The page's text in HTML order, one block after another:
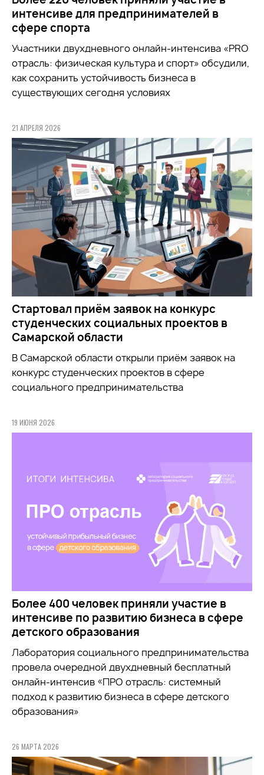
интенсиве для предпринимателей в
сфере спорта
Участники двухдневного онлайн-интенсива «PRO
отрасль: физическая культура и спорт» обсудили,
как сохранить устойчивость бизнеса в
существующих сегодня условиях
21 АПРЕЛЯ 2026
Стартовал приём заявок на конкурс
студенческих социальных проектов в
Самарской области
В Самарской области открыли приём заявок на
конкурс студенческих проектов в сфере
социального предпринимательства
19 ИЮНЯ 2026
Более 400 человек приняли участие в
интенсиве по развитию бизнеса в сфере
детского образования
Лаборатория социального предпринимательства
провела очередной двухдневный бесплатный
онлайн-интенсив «ПРО отрасль: системный
подход к развитию бизнеса в сфере детского
образования»
26 МАРТА 2026